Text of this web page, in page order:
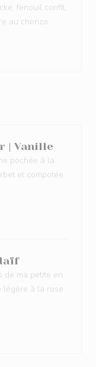
fenouil confit,
au chorizo.
| Vanille
pochée à la
et compotée.
de ma petite en
légère à la rose.